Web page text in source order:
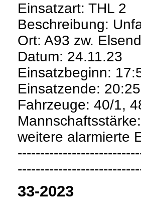
Einsatzart: THL 2
Beschreibung:
Ort: A93 zw.
Datum: 24.11.23
Einsatzbeginn:
Einsatzende: 20:25
Fahrzeuge: 40/1,
weitere alarmierte
33-2023